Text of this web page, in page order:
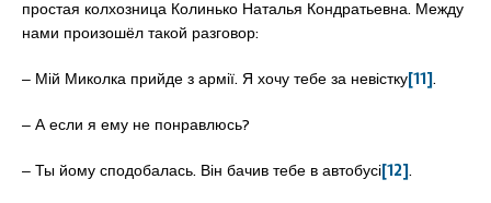
простая колхозница Колинько Наталья Кондратьевна. Между
нами произошёл такой разговор:
‒ Мій Миколка прийде з армії. Я хочу тебе за невістку[11].
‒ А если я ему не понравлюсь?
‒ Ты йому сподобалась. Він бачив тебе в автобусі[12].